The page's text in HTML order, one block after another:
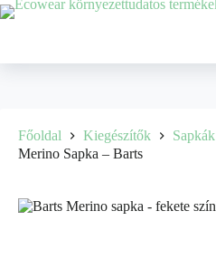
Főoldal Kiegészítők Sapkák
Merino Sapka – Barts